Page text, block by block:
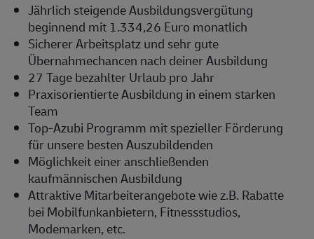
Jährlich steigende Ausbildungsvergütung
beginnend mit 1.334,26 Euro monatlich
Sicherer Arbeitsplatz und sehr gute
Übernahmechancen nach deiner Ausbildung
27 Tage bezahlter Urlaub pro Jahr
Praxisorientierte Ausbildung in einem starken
Team
Top-Azubi Programm mit spezieller Förderung
für unsere besten Auszubildenden
Möglichkeit einer anschließenden
kaufmännischen Ausbildung
Attraktive Mitarbeiterangebote wie z.B. Rabatte
bei Mobilfunkanbietern, Fitnessstudios,
Modemarken, etc.